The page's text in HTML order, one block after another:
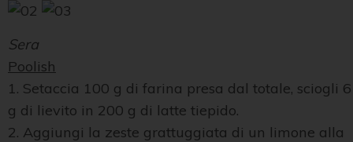
Sera
Poolish
1. Setaccia 100 g di farina presa dal totale, sciogli 6
g di lievito in 200 g di latte tiepido.
2. Aggiungi la zeste grattuggiata di un limone alla